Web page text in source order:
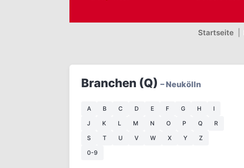
Startseite
Branchen (Q) – Neukölln
A B C D E F G H
I
J
K L M N O P Q
R
S
T U V W X Y
Z
0-9